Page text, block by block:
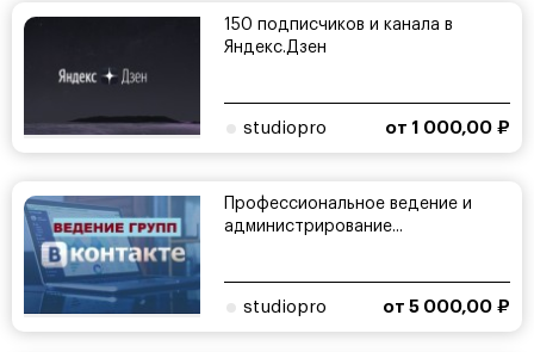
150 подписчиков и канала в
Яндекс.Дзен
studiopro от 1 000,00 ₽
Профессиональное ведение и
администрирование...
studiopro от 5 000,00 ₽